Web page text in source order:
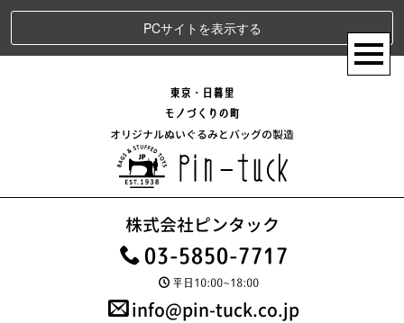
PCサイトを表示する
東京・日暮里
モノづくりの町
オリジナルぬいぐるみとバッグの製造
株式会社ピンタック
03-5850-7717
平日10:00~18:00
info@pin-tuck.co.jp